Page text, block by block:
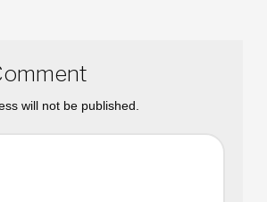
will not be published.